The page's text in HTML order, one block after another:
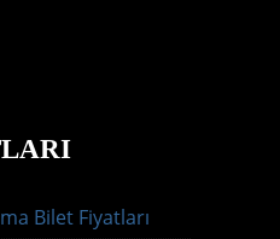
Bilet Fiyatları